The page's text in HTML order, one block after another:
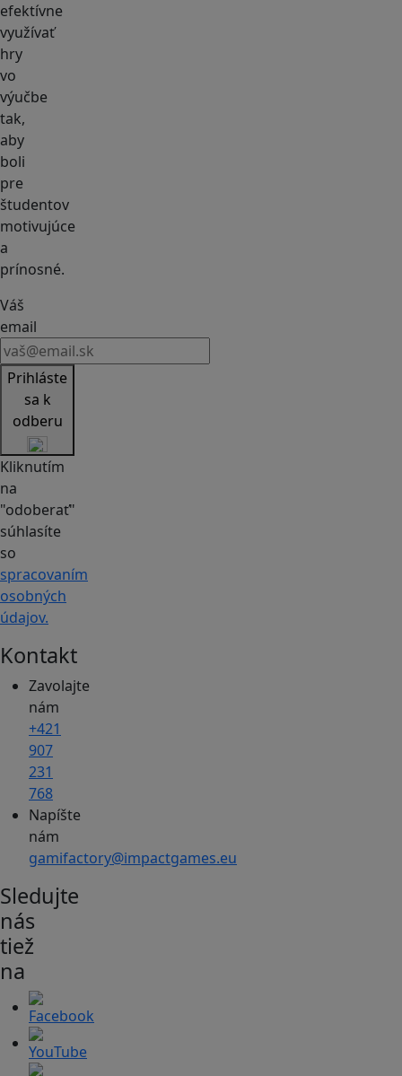
efektívne
využívať
hry
vo
výučbe
tak,
aby
boli
pre
študentov
motivujúce
a
prínosné.
Váš
email
Prihláste
sa k
odberu
Kliknutím
na
"odoberať"
súhlasíte
so
spracovaním
osobných
údajov.
Kontakt
Zavolajte
nám
+421
907
231
768
Napíšte
nám
gamifactory@impactgames.eu
Sledujte
nás
tiež
na